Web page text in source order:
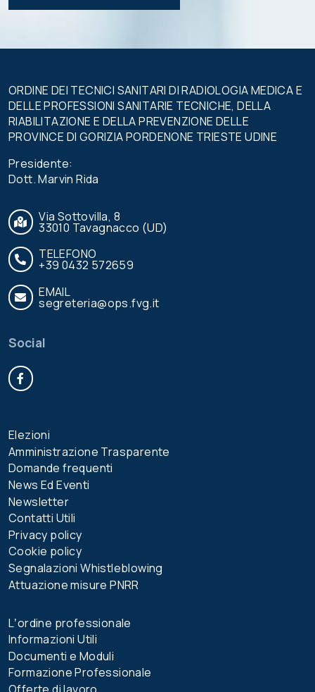
ORDINE DEI TECNICI SANITARI DI RADIOLOGIA MEDICA E
DELLE PROFESSIONI SANITARIE TECNICHE, DELLA
RIABILITAZIONE E DELLA PREVENZIONE DELLE
PROVINCE DI GORIZIA PORDENONE TRIESTE UDINE
Presidente:
Dott. Marvin Rida
Via Sottovilla, 8
33010 Tavagnacco (UD)
TELEFONO
+39 0432 572659
EMAIL
segreteria@ops.fvg.it
Social
Elezioni
Amministrazione Trasparente
Domande frequenti
News Ed Eventi
Newsletter
Contatti Utili
Privacy policy
Cookie policy
Segnalazioni Whistleblowing
Attuazione misure PNRR
Lʼordine professionale
Informazioni Utili
Documenti e Moduli
Formazione Professionale